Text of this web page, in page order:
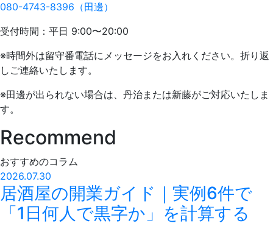
080-4743-8396（田邊）
受付時間：平日 9:00〜20:00
※時間外は留守番電話にメッセージをお入れください。折り返
しご連絡いたします。
※田邊が出られない場合は、丹治または新藤がご対応いたしま
す。
Recommend
おすすめのコラム
2026.07.30
居酒屋の開業ガイド｜実例6件で
「1日何人で黒字か」を計算する